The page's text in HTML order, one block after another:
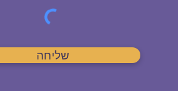
שליחה